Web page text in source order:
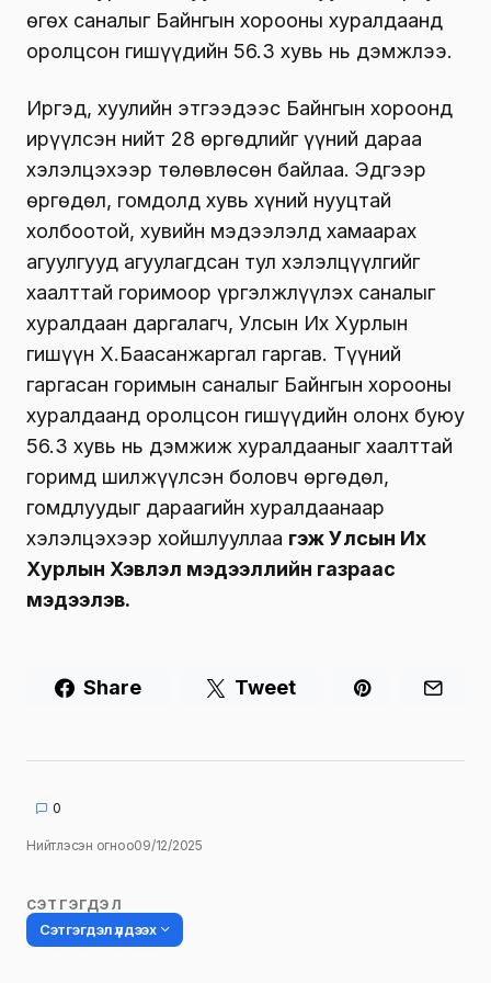
өгөх саналыг Байнгын хорооны хуралдаанд
оролцсон гишүүдийн 56.3 хувь нь дэмжлээ.
Иргэд, хуулийн этгээдээс Байнгын хороонд
ирүүлсэн нийт 28 өргөдлийг үүний дараа
хэлэлцэхээр төлөвлөсөн байлаа. Эдгээр
өргөдөл, гомдолд хувь хүний нууцтай
холбоотой, хувийн мэдээлэлд хамаарах
агуулгууд агуулагдсан тул хэлэлцүүлгийг
хаалттай горимоор үргэлжлүүлэх саналыг
хуралдаан даргалагч, Улсын Их Хурлын
гишүүн Х.Баасанжаргал гаргав. Түүний
гаргасан горимын саналыг Байнгын хорооны
хуралдаанд оролцсон гишүүдийн олонх буюу
56.3 хувь нь дэмжиж хуралдааныг хаалттай
горимд шилжүүлсэн боловч өргөдөл,
гомдлуудыг дараагийн хуралдаанаар
хэлэлцэхээр хойшлууллаа гэж Улсын Их
Хурлын Хэвлэл мэдээллийн газраас
мэдээлэв.
Share Tweet
0
Нийтлэсэн огноо09/12/2025
СЭТГЭГДЭЛ
Сэтгэгдэл үлдээх